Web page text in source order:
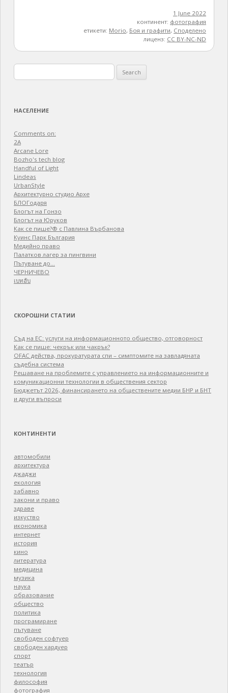
1 June 2022
континент: фотография
етикети: Morio, Боя и графити, Споделено
лиценз: CC BY-NC-ND
for:
НАСЕЛЕНИЕ
Comments on:
2A
Arcane Lore
Bozho's tech blog
Handful of Light
Lindeas
UrbanStyle
Архитектурно студио Архе
БЛОГодаря
Блогът на Гонзо
Блогът на Юруков
Как се пише?® с Павлина Върбанова
Куинс Парк България
Медийно право
Палатков лагер зa пингвини
Пътуване до…
ЧЕРНИЧЕВО
เบทฮับ
СКОРОШНИ СТАТИИ
Съд на ЕС: услуги на информационното общество, отговорност
Как се пише: чекрък или чакрък?
OFAC действа, прокуратурата спи – симптомите на завладяната
съдебна система
Решаване на проблемите с управлението на информационните и
комуникационни технологии в обществения сектор
Бюджетът 2026, финансирането на обществените медии БНР и БНТ
и други въпроси
КОНТИНЕНТИ
автомобили
архитектура
джаджи
екология
забавно
закони и право
здраве
изкуство
икономика
интернет
история
кино
литература
медицина
музика
наука
образование
общество
политика
програмиране
пътуване
свободен софтуер
свободен хардуер
спорт
театър
технология
философия
фотография